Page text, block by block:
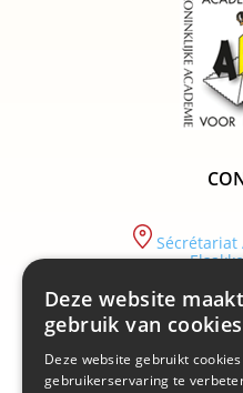
Sécrétariat
9830 Sint-
+32/ (0)9
Deze website maakt
gebruik van
Deze website gebruikt
gebruikerservaring te